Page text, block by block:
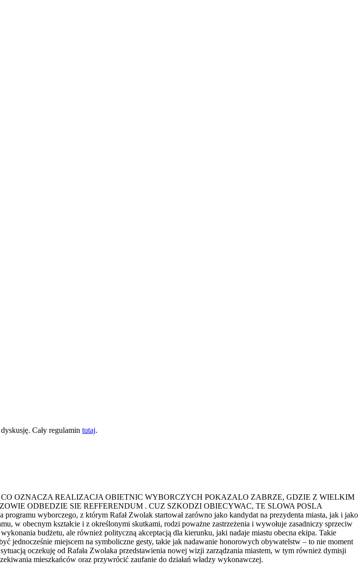
Cały regulamin tutaj.
CO OZNACZA REALIZACJA OBIETNIC WYBORCZYCH POKAZALO ZABRZE, GDZIE Z WIELKIM
ODBEDZIE SIE REFFERENDUM . CUZ SZKODZI OBIECYWAC, TE SLOWA POSLA
wyborczego, z którym Rafał Zwolak startował zarówno jako kandydat na prezydenta miasta, jak i jako
w obecnym kształcie i z określonymi skutkami, rodzi poważne zastrzeżenia i wywołuje zasadniczy sprzeciw
budżetu, ale również polityczną akceptacją dla kierunku, jaki nadaje miastu obecna ekipa. Takie
jednocześnie miejscem na symboliczne gesty, takie jak nadawanie honorowych obywatelstw – to nie moment
oczekuję od Rafała Zwolaka przedstawienia nowej wizji zarządzania miastem, w tym również dymisji
mieszkańców oraz przywrócić zaufanie do działań władzy wykonawczej.